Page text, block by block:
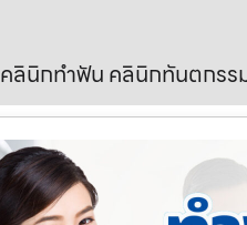
คลินิกทำฟัน คลินิกทันตกรร